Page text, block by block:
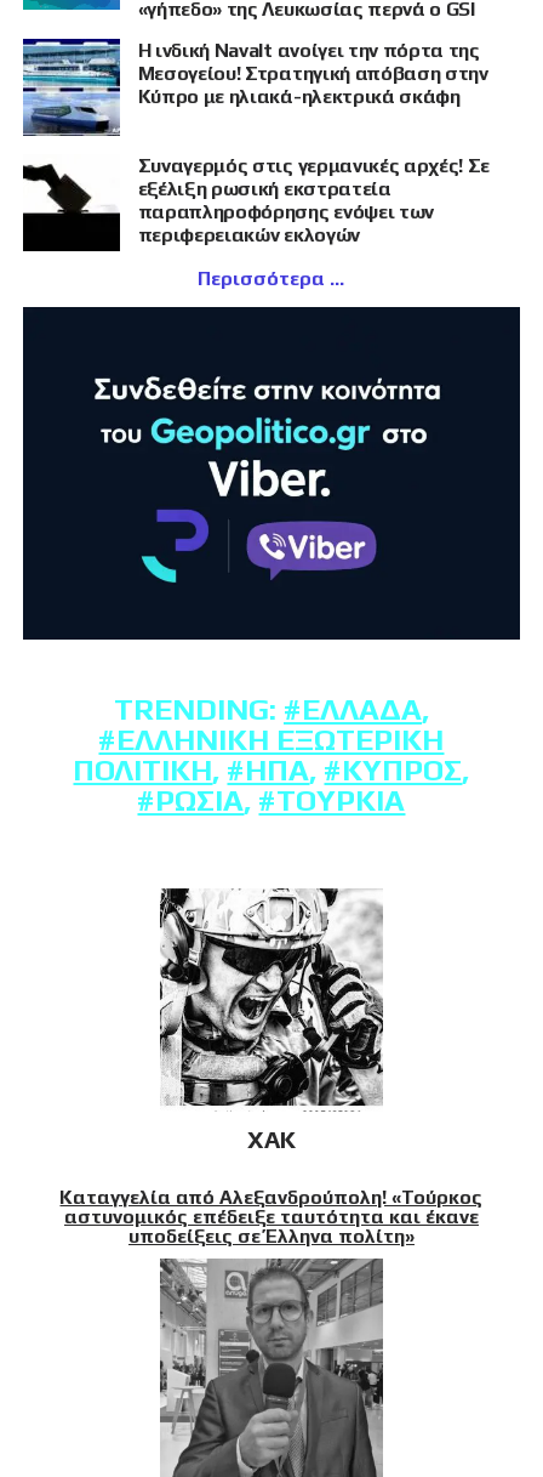
«γήπεδο» της Λευκωσίας περνά ο GSI
Η ινδική Navalt ανοίγει την πόρτα της
Μεσογείου! Στρατηγική απόβαση στην
Κύπρο με ηλιακά-ηλεκτρικά σκάφη
Συναγερμός στις γερμανικές αρχές! Σε
εξέλιξη ρωσική εκστρατεία
παραπληροφόρησης ενόψει των
περιφερειακών εκλογών
Περισσότερα
TRENDING: #ΕΛΛΆΔΑ,
#ΕΛΛΗΝΙΚΉ ΕΞΩΤΕΡΙΚΉ
ΠΟΛΙΤΙΚΉ, #ΗΠΑ, #ΚΎΠΡΟΣ,
#ΡΩΣΊΑ, #ΤΟΥΡΚΊΑ
XAK
Καταγγελία από Αλεξανδρούπολη! «Τούρκος
αστυνομικός επέδειξε ταυτότητα και έκανε
υποδείξεις σε Έλληνα πολίτη»